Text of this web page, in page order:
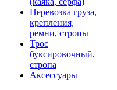
Перевозка груза,
крепления,
ремни, стропы
Трос
буксировочный,
стропа
Аксессуары